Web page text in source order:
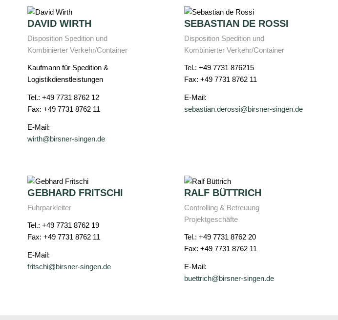
DAVID WIRTH
Disposition Spedition und
Kombinierter Verkehr/Container
Kaufmann für Spedition &
Logistikdienstleistungen
Tel.: +49 7731 8762 12
Fax: +49 7731 8762 11
E-Mail:
wirth@birsner-singen.de
SEBASTIAN DE ROSSI
Disposition Spedition und
Kombinierter Verkehr/Container
Tel.: +49 7731 876215
Fax: +49 7731 8762 11
E-Mail:
sebastian.derossi@birsner-singen.de
GEBHARD FRITSCHI
Fuhrparkleiter
Tel.: +49 7731 8762 19
Fax: +49 7731 8762 11
E-Mail:
fritschi@birsner-singen.de
RALF BÜTTRICH
Controlling & Betreuung
Projektgeschäfte
Tel.: +49 7731 8762 20
Fax: +49 7731 8762 11
E-Mail:
buettrich@birsner-singen.de